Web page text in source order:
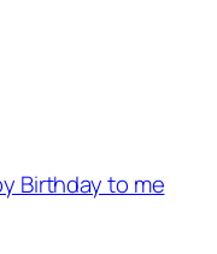
Birthday to me